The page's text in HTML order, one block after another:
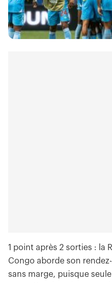
1 point après 2 sorties : la
Congo aborde son
sans marge, puisque